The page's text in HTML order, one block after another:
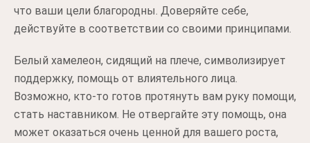
что ваши цели благородны. Доверяйте себе,
действуйте в соответствии со своими принципами.
Белый хамелеон, сидящий на плече, символизирует
поддержку, помощь от влиятельного лица.
Возможно, кто-то готов протянуть вам руку помощи,
стать наставником. Не отвергайте эту помощь, она
может оказаться очень ценной для вашего роста,